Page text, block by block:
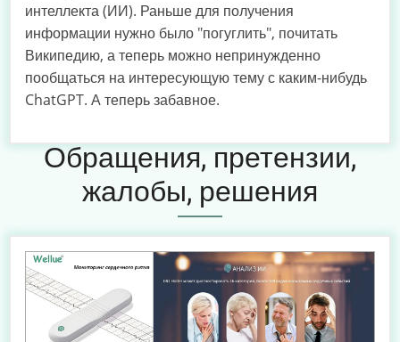
интеллекта (ИИ). Раньше для получения
информации нужно было "погуглить", почитать
Википедию, а теперь можно непринужденно
пообщаться на интересующую тему с каким-нибудь
ChatGPT. А теперь забавное.
Обращения, претензии,
жалобы, решения